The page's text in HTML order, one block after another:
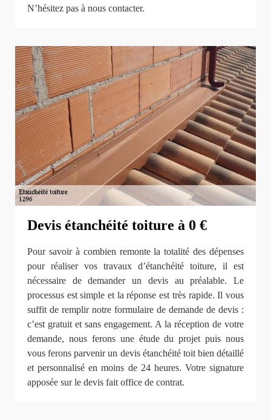
N’hésitez pas à nous contacter.
Devis étanchéité toiture à 0 €
Pour savoir à combien remonte la totalité des dépenses
pour réaliser vos travaux d’étanchéité toiture, il est
nécessaire de demander un devis au préalable. Le
processus est simple et la réponse est très rapide. Il vous
suffit de remplir notre formulaire de demande de devis :
c’est gratuit et sans engagement. A la réception de votre
demande, nous ferons une étude du projet puis nous
vous ferons parvenir un devis étanchéité toit bien détaillé
et personnalisé en moins de 24 heures. Votre signature
apposée sur le devis fait office de contrat.